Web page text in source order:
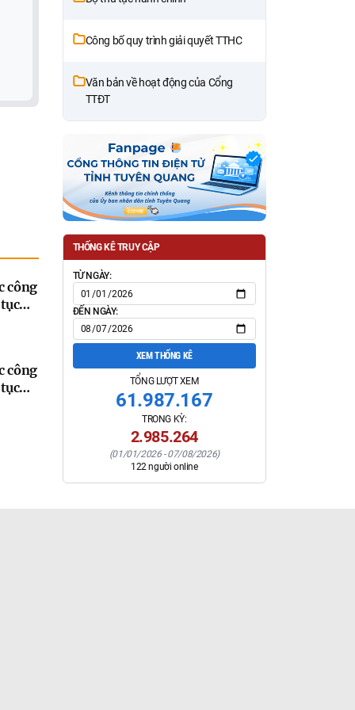
công
công
Công bố quy trình giải quyết TTHC
Văn bản về hoạt động của Cổng
TTĐT
THỐNG KÊ TRUY CẬP
TỪ NGÀY:
ĐẾN NGÀY:
XEM THỐNG KÊ
TỔNG LƯỢT XEM
61.987.167
TRONG KỲ:
2.985.264
(01/01/2026-07/08/2026)
122người online